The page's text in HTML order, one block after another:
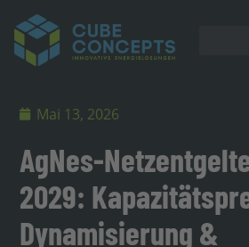
Mai 13, 2026
AgNes-
2029:
Dynamisierung &